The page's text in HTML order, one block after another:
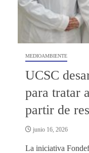
MEDIOAMBIENTE
UCSC
para tratar
partir de
junio 16, 2026
La iniciativa